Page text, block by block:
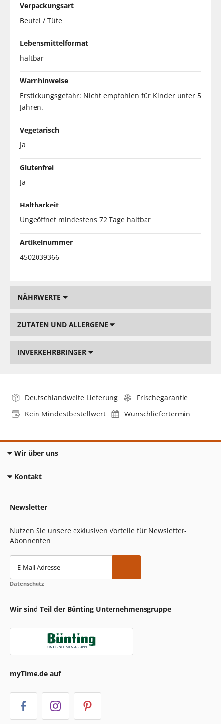
Verpackungsart
Beutel / Tüte
Lebensmittelformat
haltbar
Warnhinweise
Erstickungsgefahr: Nicht empfohlen für Kinder unter 5
Jahren.
Vegetarisch
Ja
Glutenfrei
Ja
Haltbarkeit
Ungeöffnet mindestens 72 Tage haltbar
Artikelnummer
4502039366
NÄHRWERTE
ZUTATEN UND ALLERGENE
INVERKEHRBRINGER
Deutschlandweite Lieferung
Frischegarantie
Kein Mindestbestellwert
Wunschliefertermin
Wir über uns
Kontakt
Newsletter
Nutzen Sie unsere exklusiven Vorteile für Newsletter-
Abonnenten
E-Mail-Adresse
Datenschutz
Wir sind Teil der Bünting Unternehmensgruppe
myTime.de auf